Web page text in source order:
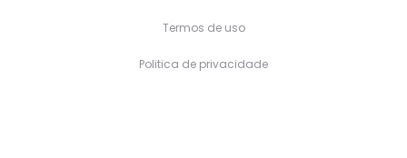
Termos de uso
Politica de privacidade